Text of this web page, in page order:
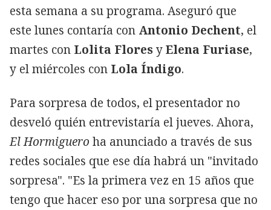
esta semana a su programa. Aseguró que
este lunes contaría con Antonio Dechent, el
martes con Lolita FloresyElena Furiase,
y el miércoles con Lola Índigo.
Para sorpresa de todos, el presentador no
desveló quién entrevistaría el jueves. Ahora,
El Hormiguero ha anunciado a través de sus
redes sociales que ese día habrá un "invitado
sorpresa". "Es la primera vez en 15 años que
tengo que hacer eso por una sorpresa que no